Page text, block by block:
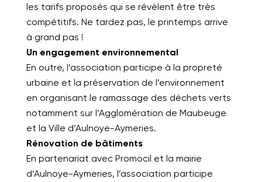
les tarifs proposés qui se révèlent être très
compétitifs. Ne tardez pas, le printemps arrive
à grand pas !
Un engagement environnemental
En outre, l’association participe à la propreté
urbaine et la préservation de l’environnement
en organisant le ramassage des déchets verts
notamment sur l’Agglomération de Maubeuge
et la Ville d’Aulnoye-Aymeries.
Rénovation de bâtiments
En partenariat avec Promocil et la mairie
d’Aulnoye-Aymeries, l’association participe